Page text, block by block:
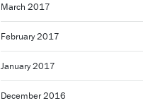
March 2017
February 2017
January 2017
December 2016